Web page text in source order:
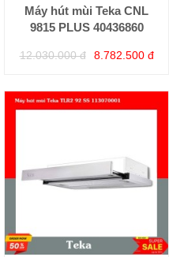
Máy hút mùi Teka CNL
9815 PLUS 40436860
12.030.000 đ 8.782.500 đ